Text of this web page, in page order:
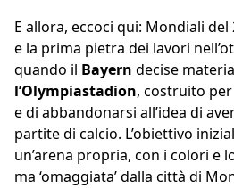
E allora, eccoci qui: Mondiali del
e la prima pietra dei lavori
quando il Bayern decise
l’Olympiastadion, costruito
e di abbandonarsi all’idea di
partite di calcio. L’obiettivo
un’arena propria, con i colori e
ma ‘omaggiata’ dalla città di